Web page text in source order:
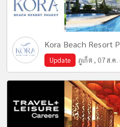
Kora Beach Resort
Update ภูเก็ต , 07 ส.ค.